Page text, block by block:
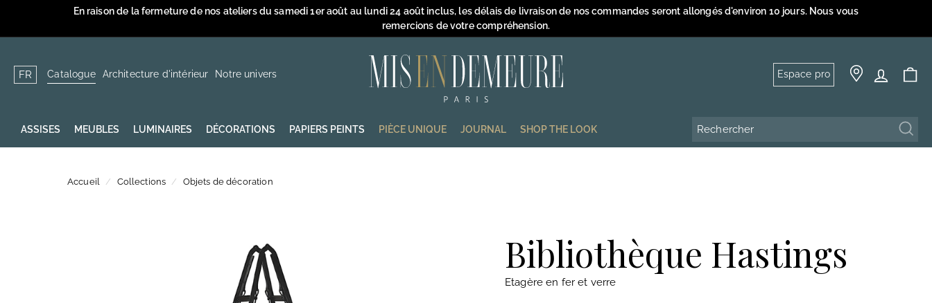
contenu
Diaporama
En raison de la fermeture de nos ateliers du samedi 1er août au lundi 24 août inclus, les délais de livraison de nos commandes seront allongés d'environ 10 jours. Nous vous
remercions de votre compréhension.
FR Catalogue Architecture d'intérieur Notre univers
M
i
s
e
n
Espace pro
ASSISES MEUBLES LUMINAIRES DÉCORATIONS PAPIERS PEINTS PIÈCE UNIQUE JOURNAL SHOP THE LOOK
Accueil / Collections / Objets de décoration
Bibliothèque Hastings
Etagère en fer et verre